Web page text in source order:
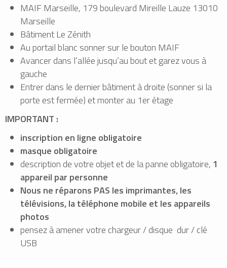
MAIF Marseille, 179 boulevard Mireille Lauze 13010
Marseille
Bâtiment Le Zénith
Au portail blanc sonner sur le bouton MAIF
Avancer dans l’allée jusqu’au bout et garez vous à
gauche
Entrer dans le dernier bâtiment à droite (sonner si la
porte est fermée) et monter au 1er étage
IMPORTANT :
inscription en ligne obligatoire
masque obligatoire
description de votre objet et de la panne obligatoire, 1
appareil par personne
Nous ne réparons PAS les imprimantes, les
télévisions, la téléphone mobile et les appareils
photos
pensez à amener votre chargeur / disque dur / clé
USB